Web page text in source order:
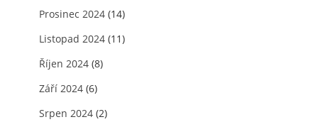
Prosinec 2024 (14)
Listopad 2024 (11)
Říjen 2024 (8)
Září 2024 (6)
Srpen 2024 (2)